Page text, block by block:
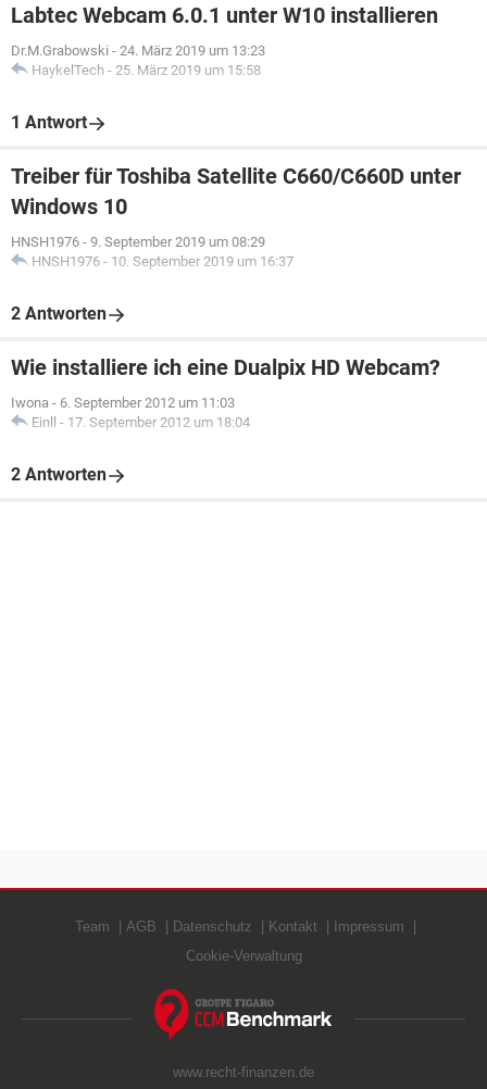
Labtec Webcam 6.0.1 unter W10 installieren
Dr.M.Grabowski - 24. März 2019 um 13:23
HaykelTech - 25. März 2019 um 15:58
1 Antwort
Treiber für Toshiba Satellite C660/C660D unter
Windows 10
HNSH1976 - 9. September 2019 um 08:29
HNSH1976 - 10. September 2019 um 16:37
2 Antworten
Wie installiere ich eine Dualpix HD Webcam?
Iwona - 6. September 2012 um 11:03
Einll - 17. September 2012 um 18:04
2 Antworten
Team AGB Datenschutz Kontakt
Impressum
Cookie-Verwaltung
www.recht-finanzen.de